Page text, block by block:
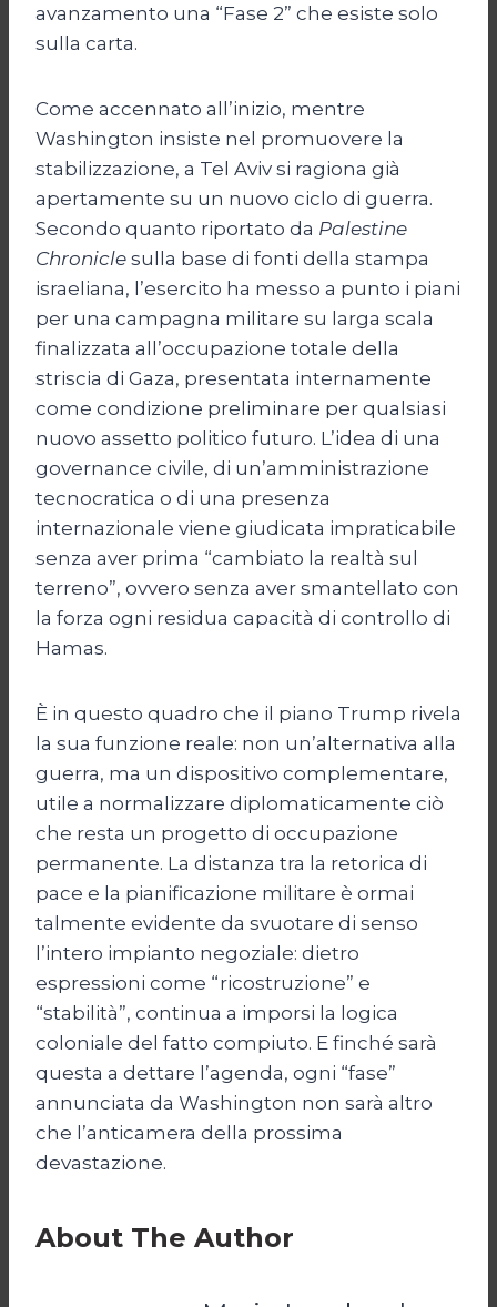
avanzamento una “Fase 2” che esiste solo
sulla carta.
Come accennato all’inizio, mentre
Washington insiste nel promuovere la
stabilizzazione, a Tel Aviv si ragiona già
apertamente su un nuovo ciclo di guerra.
Secondo quanto riportato da Palestine
Chronicle sulla base di fonti della stampa
israeliana, l’esercito ha messo a punto i piani
per una campagna militare su larga scala
finalizzata all’occupazione totale della
striscia di Gaza, presentata internamente
come condizione preliminare per qualsiasi
nuovo assetto politico futuro. L’idea di una
governance civile, di un’amministrazione
tecnocratica o di una presenza
internazionale viene giudicata impraticabile
senza aver prima “cambiato la realtà sul
terreno”, ovvero senza aver smantellato con
la forza ogni residua capacità di controllo di
Hamas.
È in questo quadro che il piano Trump rivela
la sua funzione reale: non un’alternativa alla
guerra, ma un dispositivo complementare,
utile a normalizzare diplomaticamente ciò
che resta un progetto di occupazione
permanente. La distanza tra la retorica di
pace e la pianificazione militare è ormai
talmente evidente da svuotare di senso
l’intero impianto negoziale: dietro
espressioni come “ricostruzione” e
“stabilità”, continua a imporsi la logica
coloniale del fatto compiuto. E finché sarà
questa a dettare l’agenda, ogni “fase”
annunciata da Washington non sarà altro
che l’anticamera della prossima
devastazione.
About The Author